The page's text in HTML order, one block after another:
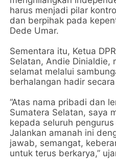
harus menjadi pilar
dan berpihak pada
Dede Umar.
Sementara itu, Ketua
Selatan, Andie Dinialdie,
selamat melalui
berhalangan hadir
“Atas nama pribadi dan
Sumatera Selatan, saya
kepada seluruh
Jalankan amanah ini
jawab, semangat,
untuk terus berkarya,”